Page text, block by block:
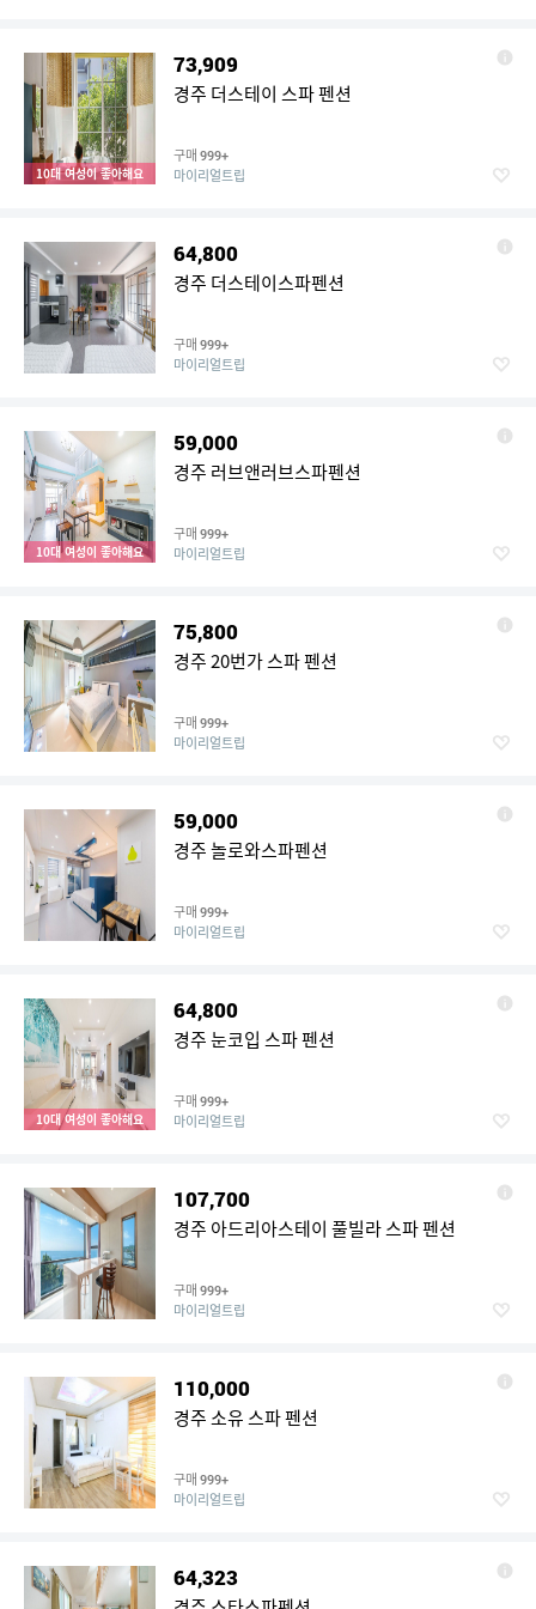
10대 여성이 좋아해요
73,909
경주 더스테이 스파 펜션
구매 999+
마이리얼트립
64,800
경주 더스테이스파펜션
구매 999+
마이리얼트립
10대 여성이 좋아해요
59,000
경주 러브앤러브스파펜션
구매 999+
마이리얼트립
75,800
경주 20번가 스파 펜션
구매 999+
마이리얼트립
59,000
경주 놀로와스파펜션
구매 999+
마이리얼트립
10대 여성이 좋아해요
64,800
경주 눈코입 스파 펜션
구매 999+
마이리얼트립
107,700
경주 아드리아스테이 풀빌라 스파 펜션
구매 999+
마이리얼트립
110,000
경주 소유 스파 펜션
구매 999+
마이리얼트립
64,323